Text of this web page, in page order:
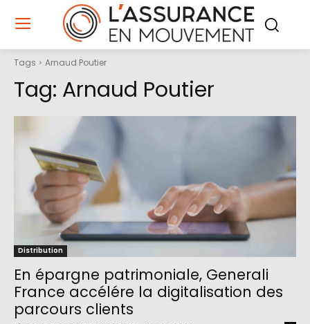
Tags Arnaud Poutier
Tag: Arnaud Poutier
Distribution
En épargne patrimoniale, Generali
France accélére la digitalisation des
parcours clients